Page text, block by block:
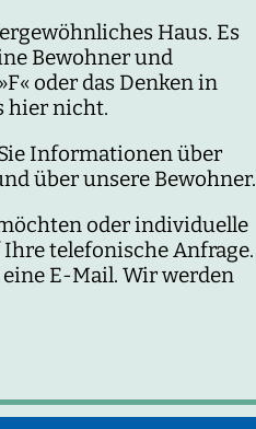
Haus. Es
Bewohner und
oder das Denken in
hier nicht.
Informationen über
über unsere Bewohner.
oder individuelle
telefonische Anfrage.
eine E-Mail. Wir werden